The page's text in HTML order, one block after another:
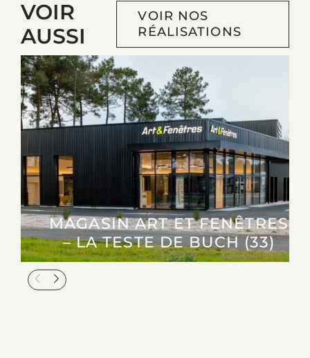
VOIR
AUSSI
VOIR NOS
RÉALISATIONS
MAGASIN ART ET FENÊTRES
– LA TESTE DE BUCH (33)